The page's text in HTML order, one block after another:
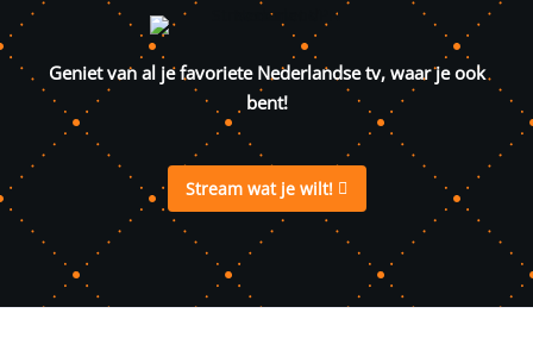
Geniet van al je favoriete Nederlandse tv, waar je ook
bent!
Stream wat je wilt!